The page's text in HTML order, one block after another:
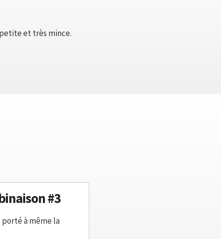
et très mince.
#3
porté à même la